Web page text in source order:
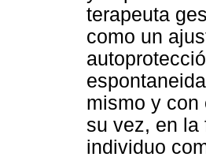
terapeuta
como un
mismo y con
su vez, en la
individuo